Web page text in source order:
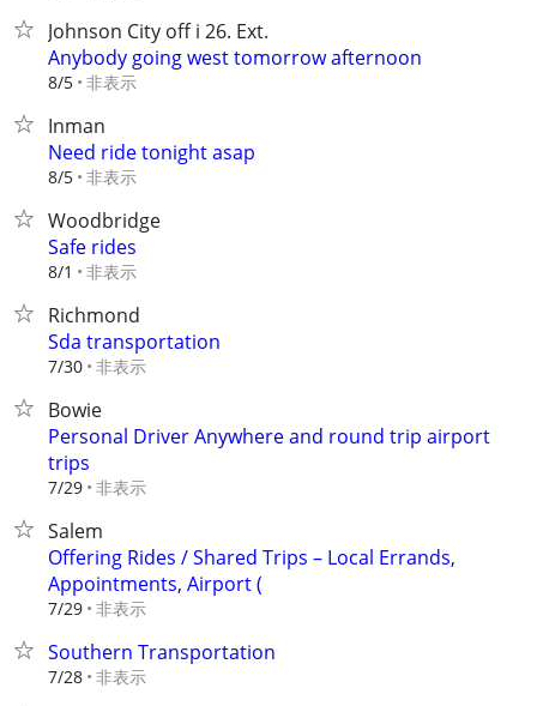
Johnson City off i 26. Ext.
Anybody going west tomorrow afternoon
8/5 非表示
Inman
Need ride tonight asap
8/5 非表示
Woodbridge
Safe rides
8/1 非表示
Richmond
Sda transportation
7/30 非表示
Bowie
Personal Driver Anywhere and round trip airport
trips
7/29 非表示
Salem
Offering Rides / Shared Trips – Local Errands,
Appointments, Airport (
7/29 非表示
Southern Transportation
7/28 非表示